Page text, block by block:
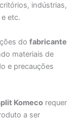
indústrias,
etc.
dofabricante
materiais de
e precauções
Komeco requer
a ser